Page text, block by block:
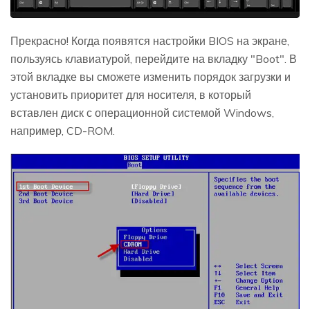
Прекрасно! Когда появятся настройки BIOS на экране,
пользуясь клавиатурой, перейдите на вкладку "Boot". В
этой вкладке вы сможете изменить порядок загрузки и
установить приоритет для носителя, в который
вставлен диск с операционной системой Windows,
например, CD-ROM.